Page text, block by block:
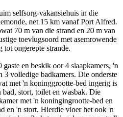
selfsorg-vakansiehuis in die
net 15 km vanaf Port Alfred.
70 m van die strand en 20 m van
toevlugsoord met asemrowende
tot ongerepte strande.
en beskik oor 4 slaapkamers, 'n
3 volledige badkamers. Die onderste
met 'n koninggrootte-bed ingerig is
bad, stort, toilet en wasbak. Die
met 'n koningingrootte-bed en
en 'n stort. Hierdie vloer het ook 'n